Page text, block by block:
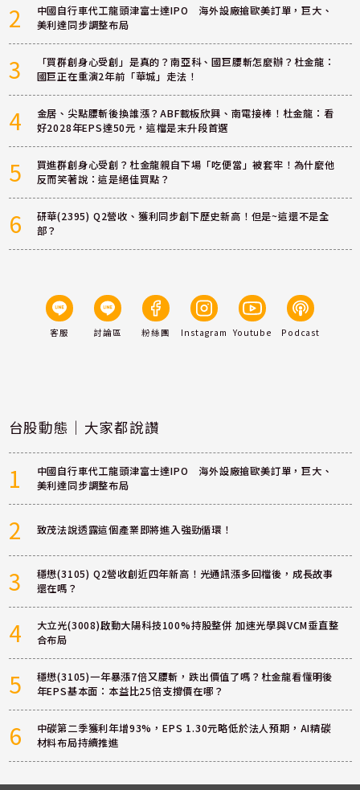
2
中國自行車代工龍頭津富士達IPO 海外設廠搶歐美訂單，巨大、
美利達同步調整布局
3
「買群創身心受創」是真的？南亞科、國巨腰斬怎麼辦？杜金龍：
國巨正在重演2年前「華城」走法！
4
金居、尖點腰斬後換誰漲？ABF載板欣興、南電接棒！杜金龍：看
好2028年EPS達50元，這檔是末升段首選
5
買進群創身心受創？杜金龍親自下場「吃便當」被套牢！為什麼他
反而笑著說：這是絕佳買點？
6
研華(2395) Q2營收、獲利同步創下歷史新高！但是~這還不是全
部？
客服 討論區 粉絲團 Instagram Youtube Podcast
台股動態｜大家都說讚
1
中國自行車代工龍頭津富士達IPO 海外設廠搶歐美訂單，巨大、
美利達同步調整布局
2 致茂法說透露這個產業即將進入強勁循環！
3
穩懋(3105) Q2營收創近四年新高！光通訊漲多回檔後，成長故事
還在嗎？
4
大立光(3008)啟動大陽科技100%持股整併 加速光學與VCM垂直整
合布局
5
穩懋(3105)一年暴漲7倍又腰斬，跌出價值了嗎？杜金龍看懂明後
年EPS基本面：本益比25倍支撐價在哪？
6
中碳第二季獲利年增93%，EPS 1.30元略低於法人預期，AI精碳
材料布局持續推進